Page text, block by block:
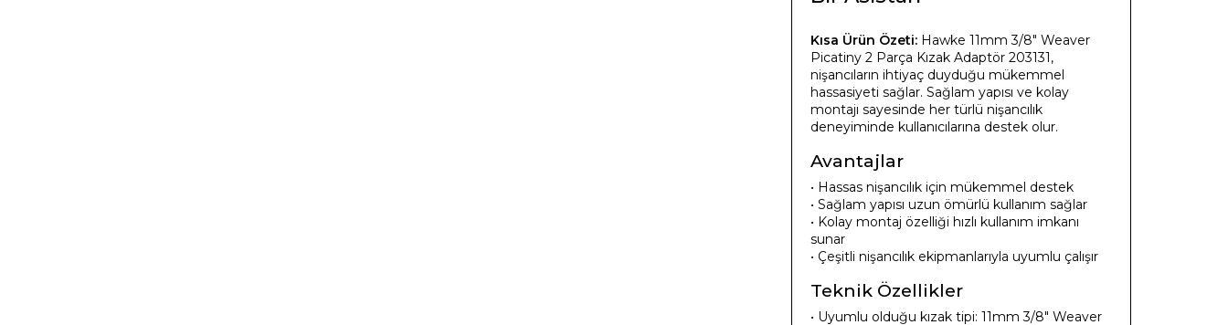
Kısa Ürün Özeti: Hawke 11mm 3/8" Weaver
Picatiny 2 Parça Kızak Adaptör 203131,
nişancıların ihtiyaç duyduğu mükemmel
hassasiyeti sağlar. Sağlam yapısı ve kolay
montajı sayesinde her türlü nişancılık
deneyiminde kullanıcılarına destek olur.
Avantajlar
• Hassas nişancılık için mükemmel destek
• Sağlam yapısı uzun ömürlü kullanım sağlar
• Kolay montaj özelliği hızlı kullanım imkanı
sunar
• Çeşitli nişancılık ekipmanlarıyla uyumlu çalışır
Teknik Özellikler
• Uyumlu olduğu kızak tipi: 11mm 3/8" Weaver